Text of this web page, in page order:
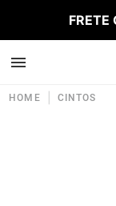
FRETE
HOME CINTOS